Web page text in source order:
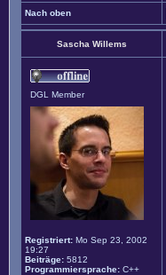
Nach oben
Sascha Willems
DGL Member
Registriert: Mo Sep 23, 2002
19:27
Beiträge: 5812
Programmiersprache: C++